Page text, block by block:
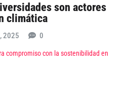
son actores
climática
2025 0
compromiso con la sostenibilidad en